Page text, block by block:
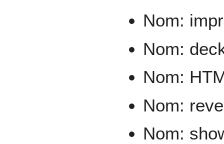
Nom:
Nom:
Nom:
Nom:
Nom: